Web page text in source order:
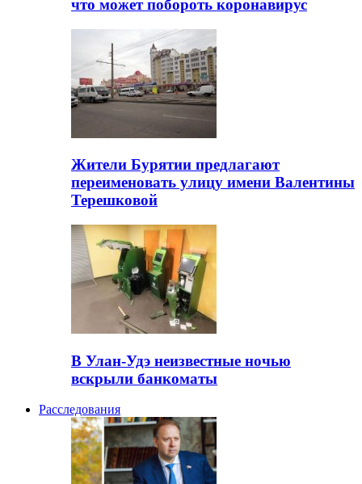
что может побороть коронавирус
Жители Бурятии предлагают
переименовать улицу имени Валентины
Терешковой
В Улан-Удэ неизвестные ночью
вскрыли банкоматы
Расследования